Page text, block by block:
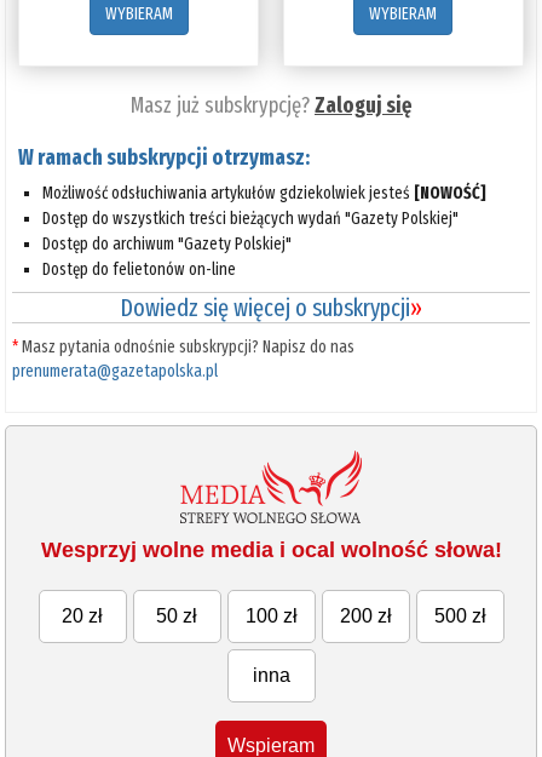
WYBIERAM
WYBIERAM
Masz już subskrypcję?Zaloguj się
W ramach subskrypcji otrzymasz:
Możliwość odsłuchiwania artykułów gdziekolwiek jesteś [NOWOŚĆ]
Dostęp do wszystkich treści bieżących wydań "Gazety Polskiej"
Dostęp do archiwum "Gazety Polskiej"
Dostęp do felietonów on-line
Dowiedz się więcej o subskrypcji»
*Masz pytania odnośnie subskrypcji? Napisz do nas
prenumerata@gazetapolska.pl
Wesprzyj wolne media i ocal wolność słowa!
20 zł 50 zł 100 zł 200 zł 500 zł
inna
Wspieram